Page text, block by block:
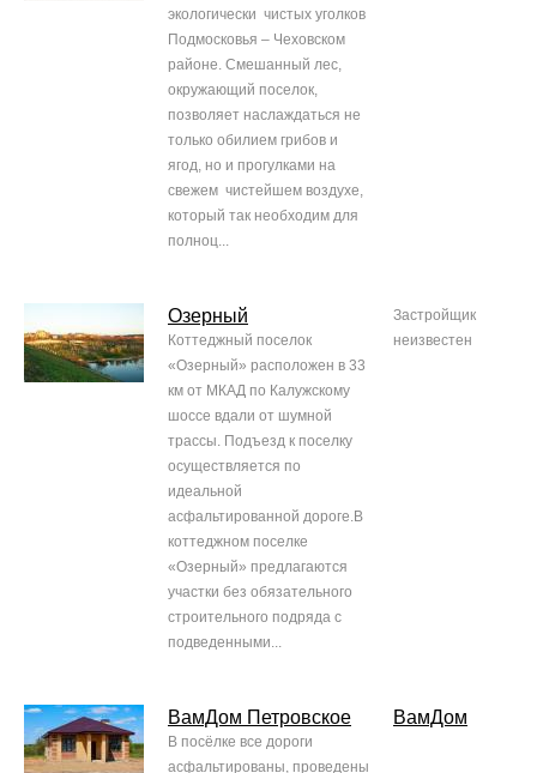
экологически чистых уголков
Подмосковья – Чеховском
районе. Смешанный лес,
окружающий поселок,
позволяет наслаждаться не
только обилием грибов и
ягод, но и прогулками на
свежем чистейшем воздухе,
который так необходим для
полноц...
Озерный
Коттеджный поселок
«Озерный» расположен в 33
км от МКАД по Калужскому
шоссе вдали от шумной
трассы. Подъезд к поселку
осуществляется по
идеальной
асфальтированной дороге.В
коттеджном поселке
«Озерный» предлагаются
участки без обязательного
строительного подряда с
подведенными...
Застройщик
неизвестен
ВамДом Петровское
В посёлке все дороги
асфальтированы, проведены
ВамДом